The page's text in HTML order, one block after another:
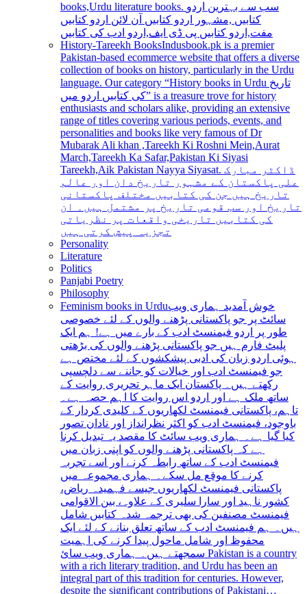
books,Urdu literature books. سب سے بہترین اردو
کتابیں ,مشہور اردو کتابیں آن لائن اردو کتابیں
مفت,اردو کتابیں پی ڈی ایف,اردو ادب کی کتابیں
History-Tareekh BooksIndusbook.pk is a premier
Pakistan-based ecommerce website that offers a diverse
collection of books on history, particularly in the Urdu
language. Our category “History books in Urdu تاریخ
کی کتابیں اردو میں” is a treasure trove for history
enthusiasts and scholars alike, providing an extensive
range of titles covering various periods, events, and
personalities and books like very famous of Dr
Mubarak Ali khan ,Tareekh Ki Roshni Mein,Aurat
March,Tareekh Ka Safar,Pakistan Ki Siyasi
Tareekh,Aik Pakistan Nayya Siyasat. ڈاکٹر مبارک
علی پاکستان کے مشہور تاریخ دان اور عالم
تاریخ ہیں جن کی کتابیں مختلف پاکستانی
تاریخ اور سب قومی تاریخ پر مشتمل ہیں۔ ان
کی کتابیں تاریخی واقعات پر نظریاتی
تجزیہ پیش کرتی ہیں
Personality
Literature
Politics
Panjabi Poetry
Philosophy
Feminism books in Urduخوش آمدید ہماری ویب
سائٹ پر جو پاکستانی پڑھنے والوں کے لئے خصوصی
طور پر اردو فیمنسٹ ادب کے بارے میں ہے! ہم ایک
پلیٹ فارم ہیں جو پاکستانی پڑھنے والوں کی بڑھتی
ہوئی اردو زبان کی ادبی پیشکشوں کے لئے مختص ہے
جو فیمنسٹ ادب اور خیالات کو جاننے سے دلچسپی
رکھتے ہیں۔ پاکستان ایک ماہر تحریری روایت کے
ساتھ ملک ہے اور اردو اس روایت کا اہم حصہ ہے۔
تاہم، پاکستانی فیمنسٹ لکھاریوں کے کلیدی کردار کے
باوجود، فیمنسٹ ادب کو اکثر نظرانداز اور نادان تصور
کیا گیا ہے۔ ہماری ویب سائٹ کا مقصد یہ تبدیل کرنا
ہے کہ پاکستانی پڑھنے والوں کو اپنی زبان میں
فیمنسٹ ادب کے ساتھ رابطہ کرنے اور اسے تجربہ
کرنے کا موقع مل سکے۔ ہماری مجموعہ میں
پاکستانی فیمنسٹ لکھاریوں جیسے فہمیدہ ریاض،
کشور ناہید اور سارا سلیری کے علاوہ، بین الاقوامی
فیمنسٹ مصنفین کی بھی ترجمہ شدہ کتابیں شامل
ہیں۔ ہم فیمنسٹ ادب کے ساتھ تعلق بنانے کے لئے ایک
محفوظ اور شامل ماحول پیدا کرنے کی اہمیت
سمجھتے ہیں۔ ہماری ویب سائ Pakistan is a country
with a rich literary tradition, and Urdu has been an
integral part of this tradition for centuries. However,
despite the significant contributions of Pakistani…